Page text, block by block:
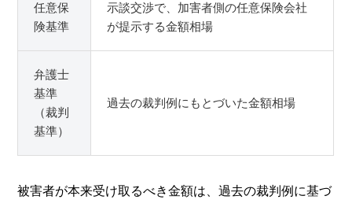
任意保
険基準
示談交渉で、加害者側の任意保険会社
が提示する金額相場
弁護士
基準
（裁判
基準）
過去の裁判例にもとづいた金額相場
被害者が本来受け取るべき金額は、過去の裁判例に基づ